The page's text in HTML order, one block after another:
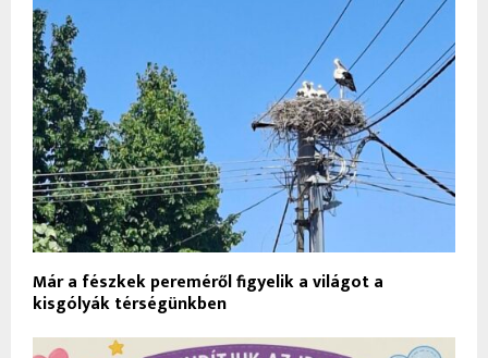
Már a fészkek pereméről figyelik a világot a
kisgólyák térségünkben